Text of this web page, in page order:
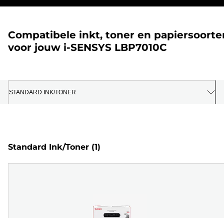
Compatibele inkt, toner en
voor jouw i-SENSYS LBP7010C
STANDARD INK/TONER
Standard Ink/Toner (1)